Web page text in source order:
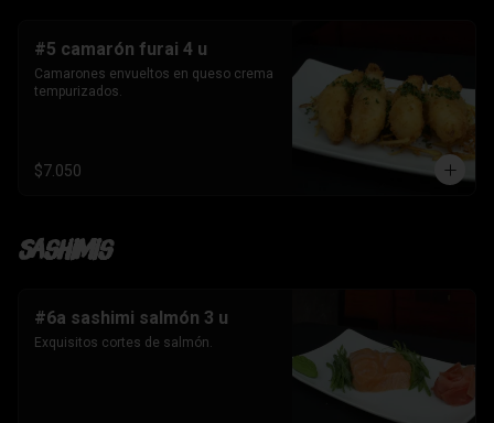
#5 camarón furai 4 u
Camarones envueltos en queso crema
tempurizados.
$7.050
Sashimis
#6a sashimi salmón 3 u
Exquisitos cortes de salmón.